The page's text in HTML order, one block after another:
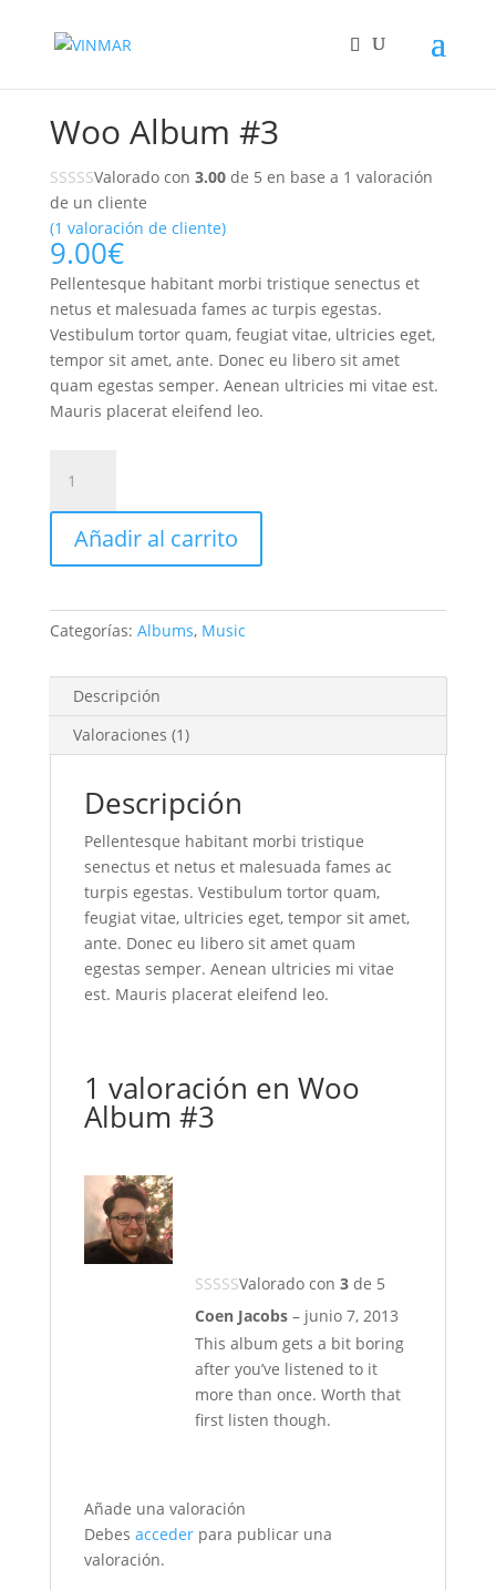
Woo Album #3
Valorado con 3.00de 5 en base a 1 valoración
de un cliente
(1 valoración de cliente)
9.00€
Pellentesque habitant morbi tristique senectus et
netus et malesuada fames ac turpis egestas.
Vestibulum tortor quam, feugiat vitae, ultricies eget,
tempor sit amet, ante. Donec eu libero sit amet
quam egestas semper. Aenean ultricies mi vitae est.
Mauris placerat eleifend leo.
Album
#3
cantidad
Añadir al carrito
Categorías: Albums, Music
Descripción
Valoraciones (1)
Descripción
Pellentesque habitant morbi tristique
senectus et netus et malesuada fames ac
turpis egestas. Vestibulum tortor quam,
feugiat vitae, ultricies eget, tempor sit amet,
ante. Donec eu libero sit amet quam
egestas semper. Aenean ultricies mi vitae
est. Mauris placerat eleifend leo.
1 valoración en Woo
Album #3
Valorado con 3de 5
Coen Jacobs – junio 7, 2013
This album gets a bit boring
after you’ve listened to it
more than once. Worth that
first listen though.
Añade una valoración
Debes accederpara publicar una
valoración.